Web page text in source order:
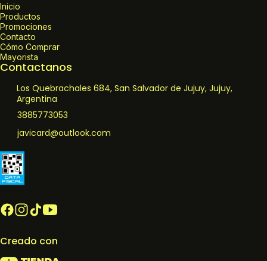
Inicio
Productos
Promociones
Contacto
Cómo Comprar
Mayorista
Contactanos
Los Quebrachales 684, San Salvador de Jujuy, Jujuy,
Argentina
3885773053
javicard@outlook.com
Creado con